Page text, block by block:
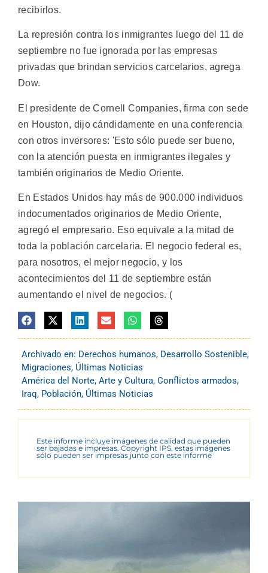
recibirlos.
La represión contra los inmigrantes luego del 11 de
septiembre no fue ignorada por las empresas
privadas que brindan servicios carcelarios, agrega
Dow.
El presidente de Cornell Companies, firma con sede
en Houston, dijo cándidamente en una conferencia
con otros inversores: 'Esto sólo puede ser bueno,
con la atención puesta en inmigrantes ilegales y
también originarios de Medio Oriente.
En Estados Unidos hay más de 900.000 individuos
indocumentados originarios de Medio Oriente,
agregó el empresario. Eso equivale a la mitad de
toda la población carcelaria. El negocio federal es,
para nosotros, el mejor negocio, y los
acontecimientos del 11 de septiembre están
aumentando el nivel de negocios. (
Archivado en: Derechos humanos, Desarrollo Sostenible,
Migraciones, Últimas Noticias
América del Norte, Arte y Cultura, Conflictos armados,
Iraq, Población, Últimas Noticias
Este informe incluye imágenes de calidad que pueden
ser bajadas e impresas. Copyright IPS, estas imágenes
sólo pueden ser impresas junto con este informe